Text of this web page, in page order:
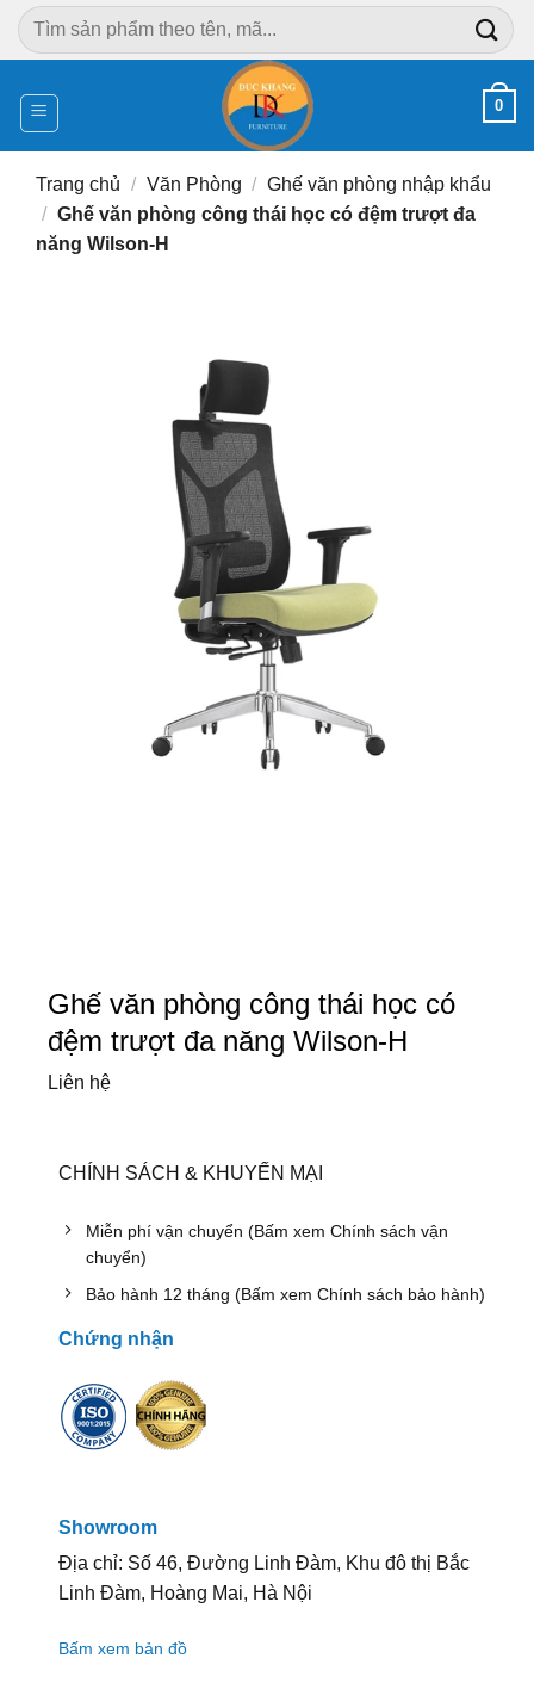
Chuyển
đến
dung
Tìm
kiếm:
0
Trang chủ / Văn Phòng / Ghế văn phòng nhập khẩu
/ Ghế văn phòng công thái học có đệm trượt đa
năng Wilson-H
Ghế văn phòng công thái học có
đệm trượt đa năng Wilson-H
Liên hệ
CHÍNH SÁCH & KHUYẾN MẠI
Miễn phí vận chuyển (Bấm xem Chính sách vận
chuyển)
Bảo hành 12 tháng (Bấm xem Chính sách bảo hành)
Chứng nhận
Showroom
Địa chỉ: Số 46, Đường Linh Đàm, Khu đô thị Bắc
Linh Đàm, Hoàng Mai, Hà Nội
Bấm xem bản đồ